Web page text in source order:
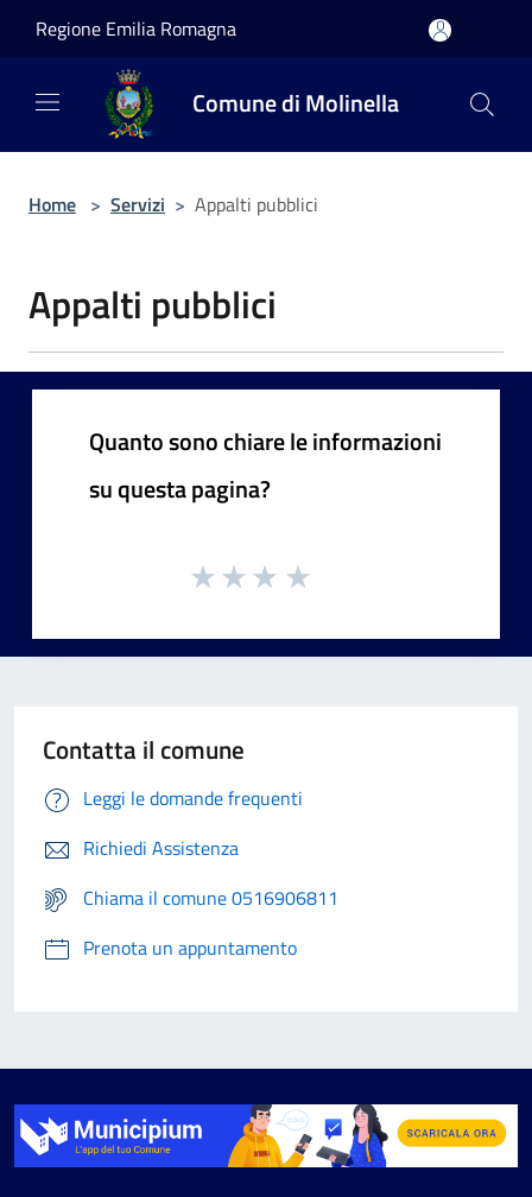
Regione Emilia Romagna
Comune di Molinella
Home > Servizi > Appalti pubblici
Appalti pubblici
Quanto sono chiare le informazioni
su questa pagina?
Contatta il comune
Leggi le domande frequenti
Richiedi Assistenza
Chiama il comune 0516906811
Prenota un appuntamento